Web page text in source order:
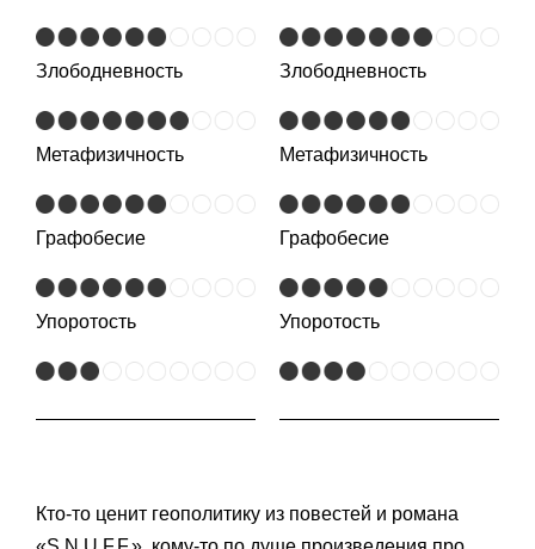
Злободневность
Метафизичность
Графобесие
Упоротость
Злободневность
Метафизичность
Графобесие
Упоротость
Кто-то ценит геополитику из повестей и романа